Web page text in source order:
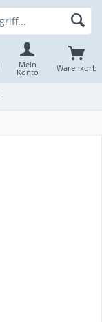
Warenkorb
Mein
Konto